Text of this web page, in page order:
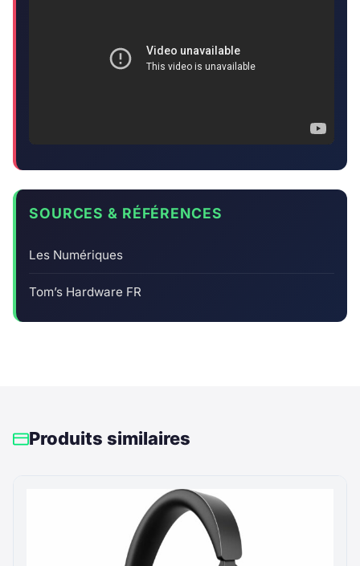
SOURCES & RÉFÉRENCES
Les Numériques
Tom’s Hardware FR
Produits similaires